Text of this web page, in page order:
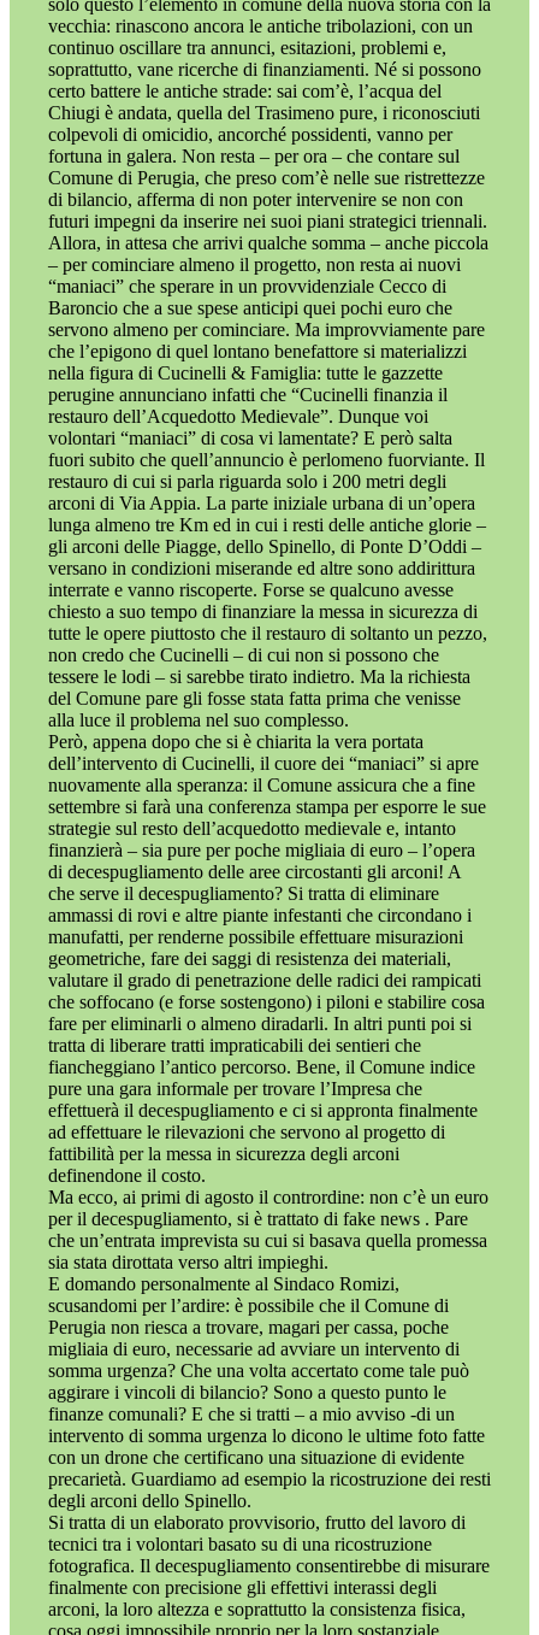
solo questo l’elemento in comune della nuova storia con la
vecchia: rinascono ancora le antiche tribolazioni, con un
continuo oscillare tra annunci, esitazioni, problemi e,
soprattutto, vane ricerche di finanziamenti. Né si possono
certo battere le antiche strade: sai com’è, l’acqua del
Chiugi è andata, quella del Trasimeno pure, i riconosciuti
colpevoli di omicidio, ancorché possidenti, vanno per
fortuna in galera. Non resta – per ora – che contare sul
Comune di Perugia, che preso com’è nelle sue ristrettezze
di bilancio, afferma di non poter intervenire se non con
futuri impegni da inserire nei suoi piani strategici triennali.
Allora, in attesa che arrivi qualche somma – anche piccola
– per cominciare almeno il progetto, non resta ai nuovi
“maniaci” che sperare in un provvidenziale Cecco di
Baroncio che a sue spese anticipi quei pochi euro che
servono almeno per cominciare. Ma improvviamente pare
che l’epigono di quel lontano benefattore si materializzi
nella figura di Cucinelli & Famiglia: tutte le gazzette
perugine annunciano infatti che “Cucinelli finanzia il
restauro dell’Acquedotto Medievale”. Dunque voi
volontari “maniaci” di cosa vi lamentate? E però salta
fuori subito che quell’annuncio è perlomeno fuorviante. Il
restauro di cui si parla riguarda solo i 200 metri degli
arconi di Via Appia. La parte iniziale urbana di un’opera
lunga almeno tre Km ed in cui i resti delle antiche glorie –
gli arconi delle Piagge, dello Spinello, di Ponte D’Oddi –
versano in condizioni miserande ed altre sono addirittura
interrate e vanno riscoperte. Forse se qualcuno avesse
chiesto a suo tempo di finanziare la messa in sicurezza di
tutte le opere piuttosto che il restauro di soltanto un pezzo,
non credo che Cucinelli – di cui non si possono che
tessere le lodi – si sarebbe tirato indietro. Ma la richiesta
del Comune pare gli fosse stata fatta prima che venisse
alla luce il problema nel suo complesso.
Però, appena dopo che si è chiarita la vera portata
dell’intervento di Cucinelli, il cuore dei “maniaci” si apre
nuovamente alla speranza: il Comune assicura che a fine
settembre si farà una conferenza stampa per esporre le sue
strategie sul resto dell’acquedotto medievale e, intanto
finanzierà – sia pure per poche migliaia di euro – l’opera
di decespugliamento delle aree circostanti gli arconi! A
che serve il decespugliamento? Si tratta di eliminare
ammassi di rovi e altre piante infestanti che circondano i
manufatti, per renderne possibile effettuare misurazioni
geometriche, fare dei saggi di resistenza dei materiali,
valutare il grado di penetrazione delle radici dei rampicati
che soffocano (e forse sostengono) i piloni e stabilire cosa
fare per eliminarli o almeno diradarli. In altri punti poi si
tratta di liberare tratti impraticabili dei sentieri che
fiancheggiano l’antico percorso. Bene, il Comune indice
pure una gara informale per trovare l’Impresa che
effettuerà il decespugliamento e ci si appronta finalmente
ad effettuare le rilevazioni che servono al progetto di
fattibilità per la messa in sicurezza degli arconi
definendone il costo.
Ma ecco, ai primi di agosto il contrordine: non c’è un euro
per il decespugliamento, si è trattato di fake news . Pare
che un’entrata imprevista su cui si basava quella promessa
sia stata dirottata verso altri impieghi.
E domando personalmente al Sindaco Romizi,
scusandomi per l’ardire: è possibile che il Comune di
Perugia non riesca a trovare, magari per cassa, poche
migliaia di euro, necessarie ad avviare un intervento di
somma urgenza? Che una volta accertato come tale può
aggirare i vincoli di bilancio? Sono a questo punto le
finanze comunali? E che si tratti – a mio avviso -di un
intervento di somma urgenza lo dicono le ultime foto fatte
con un drone che certificano una situazione di evidente
precarietà. Guardiamo ad esempio la ricostruzione dei resti
degli arconi dello Spinello.
Si tratta di un elaborato provvisorio, frutto del lavoro di
tecnici tra i volontari basato su di una ricostruzione
fotografica. Il decespugliamento consentirebbe di misurare
finalmente con precisione gli effettivi interassi degli
arconi, la loro altezza e soprattutto la consistenza fisica,
cosa oggi impossibile proprio per la loro sostanziale